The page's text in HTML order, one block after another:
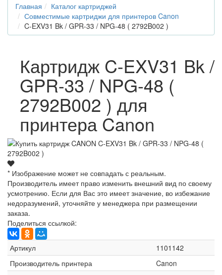
Главная
Каталог картриджей
Совместимые картриджи для принтеров Canon
C-EXV31 Bk / GPR-33 / NPG-48 ( 2792B002 )
Картридж C-EXV31 Bk /
GPR-33 / NPG-48 (
2792B002 ) для
принтера Canon
* Изображение может не совпадать с реальным.
Производитель имеет право изменить внешний вид по своему
усмотрению. Если для Вас это имеет значение, во избежание
недоразумений, уточняйте у менеджера при размещении
заказа.
Поделиться ссылкой:
Артикул
1101142
Производитель принтера
Canon